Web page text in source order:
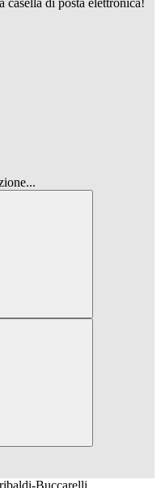
casella di posta elettronica!